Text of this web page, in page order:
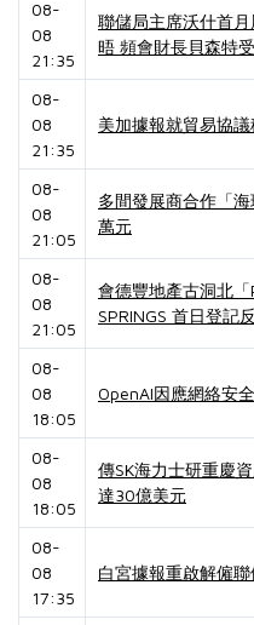
08-
08
21:35
聯儲局主席沃什首
晤 頻會財長貝森特
08-
08
21:35
美加據報就貿易協
08-
08
21:05
多間發展商合作「
萬元
08-
08
21:05
會德豐地產古洞北「
SPRINGS 首日登記
08-
08
18:05
OpenAI因應網絡安
08-
08
18:05
傳SK海力士研重慶
達30億美元
08-
08
17:35
白宮據報重啟解僱